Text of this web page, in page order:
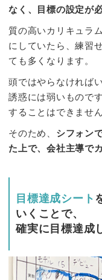
なく、目標の設定が
質の高いカリキュラ
にしていたら、練習
ても多くなります。
頭ではやらなければ
誘惑には弱いもので
することはできません
そのため、 シフォン
た上で、会社主導で
目標達成シート
いくことで、
確実に目標達成